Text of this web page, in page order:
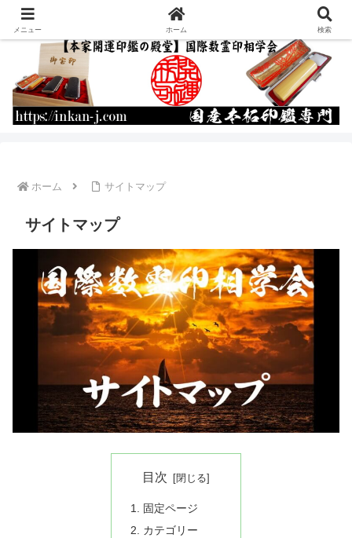
運命を書き換える開運印鑑の作成・通販
ホーム サイトマップ
サイトマップ
目次
固定ページ
カテゴリー
メニュー ホーム 検索